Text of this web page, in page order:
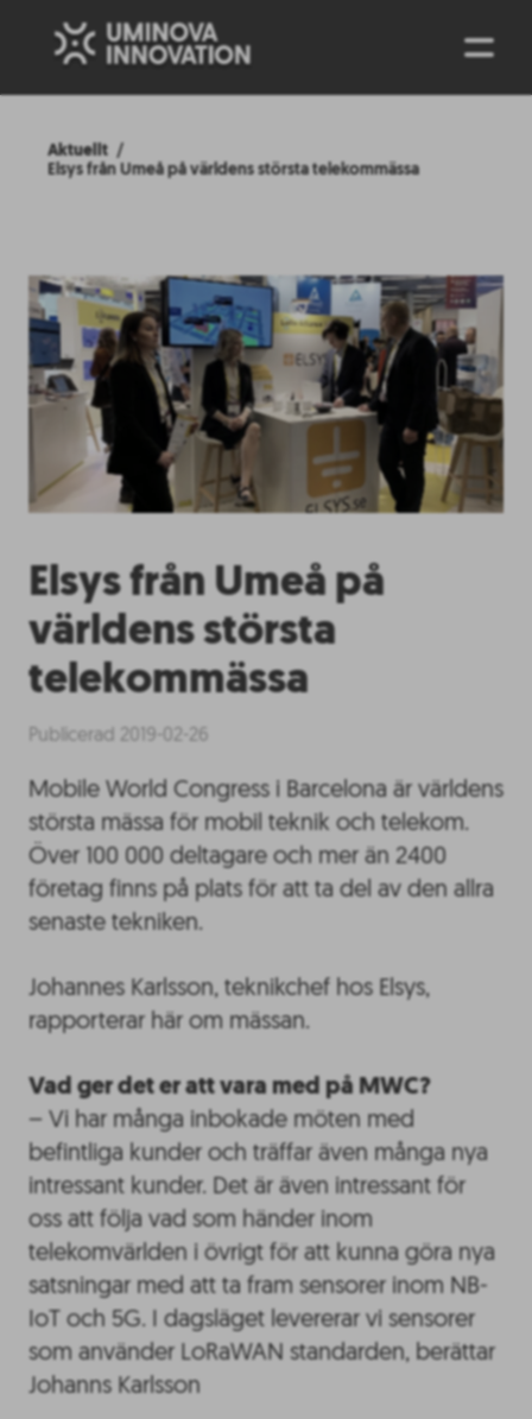
Aktuellt
Elsys från Umeå på världens största telekommässa
Elsys från Umeå på
världens största
telekommässa
Publicerad 2019-02-26
Mobile World Congress i Barcelona är världens
största mässa för mobil teknik och telekom.
Över 100 000 deltagare och mer än 2400
företag finns på plats för att ta del av den allra
senaste tekniken.
Johannes Karlsson, teknikchef hos Elsys,
rapporterar här om mässan.
Vad ger det er att vara med på MWC?
– Vi har många inbokade möten med
befintliga kunder och träffar även många nya
intressant kunder. Det är även intressant för
oss att följa vad som händer inom
telekomvärlden i övrigt för att kunna göra nya
satsningar med att ta fram sensorer inom NB-
IoT och 5G. I dagsläget levererar vi sensorer
som använder LoRaWAN standarden, berättar
Johanns Karlsson